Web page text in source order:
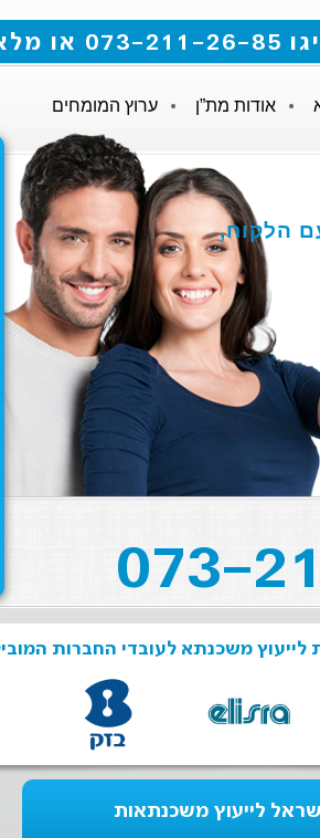
אודות מת”ן ערוץ המומחים
הלקוח,
לייעוץ משכנתא לעובדי החברות
לייעוץ משכנתאות